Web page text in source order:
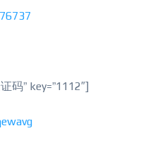
码” key=”1112″]